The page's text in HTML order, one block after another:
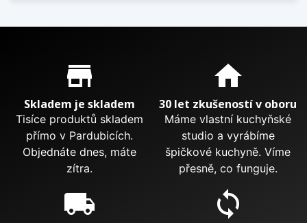
Proč nakupovat u nás?
store_mall_directory
Skladem je skladem
Tisíce produktů skladem
přímo v Pardubicích.
Objednáte dnes, máte
zítra.
home
30 let zkušeností v oboru
Máme vlastní kuchyňské
studio a vyrábíme
špičkové kuchyně. Víme
přesně, co funguje.
local_shipping sync